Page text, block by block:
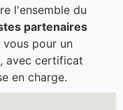
l'ensemble du
partenaires
pour un
, avec certificat
en charge.